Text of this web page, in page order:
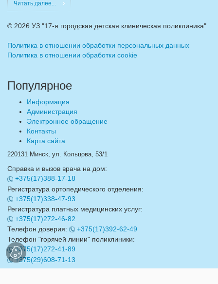
Читать далее...
© 2026 УЗ "17-я городская детская клиническая поликлиника"
Политика в отношении обработки персональных данных
Политика в отношении обработки cookie
Популярное
Информация
Администрация
Электронное обращение
Контакты
Карта сайта
220131 Минск, ул. Кольцова, 53/1
Справка и вызов врача на дом:
+375(17)388-17-18
Регистратура ортопедического отделения:
+375(17)338-47-93
Регистратура платных медицинских услуг:
+375(17)272-46-82
Телефон доверия:
+375(17)392-62-49
Телефон "горячей линии" поликлиники:
+375(17)272-41-89
+375(29)608-71-13